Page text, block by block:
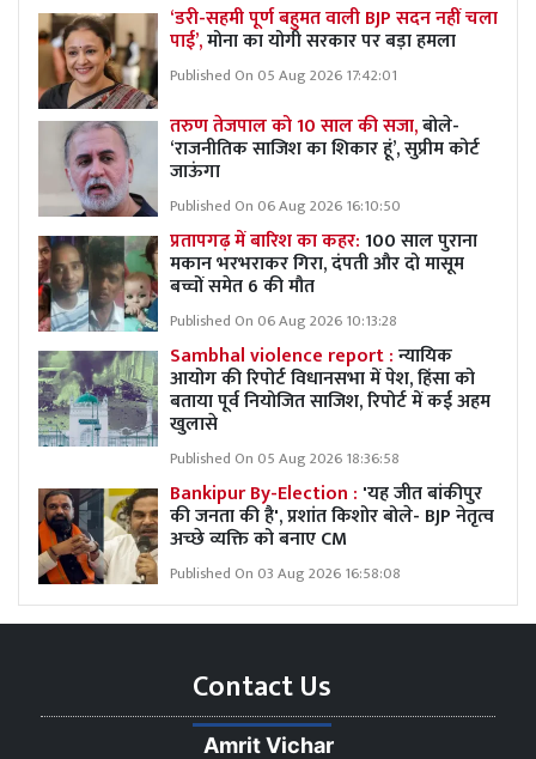
‘डरी-सहमी पूर्ण बहुमत वाली BJP सदन नहीं चला
पाई’,मोना का योगी सरकार पर बड़ा हमला
Published On 05 Aug 2026 17:42:01
तरुण तेजपाल को 10 साल की सजा,बोले-
‘राजनीतिक साजिश का शिकार हूं’, सुप्रीम कोर्ट
जाऊंगा
Published On 06 Aug 2026 16:10:50
प्रतापगढ़ में बारिश का कहर:100 साल पुराना
मकान भरभराकर गिरा, दंपती और दो मासूम
बच्चों समेत 6 की मौत
Published On 06 Aug 2026 10:13:28
Sambhal violence report :न्यायिक
आयोग की रिपोर्ट विधानसभा में पेश, हिंसा को
बताया पूर्व नियोजित साजिश, रिपोर्ट में कई अहम
खुलासे
Published On 05 Aug 2026 18:36:58
Bankipur By-Election : 'यह जीत बांकीपुर
की जनता की है', प्रशांत किशोर बोले- BJP नेतृत्व
अच्छे व्यक्ति को बनाए CM
Published On 03 Aug 2026 16:58:08
Contact Us
Amrit Vichar